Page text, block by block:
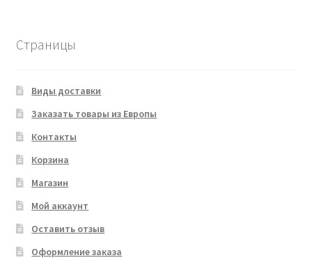
Страницы
Виды доставки
Заказать товары из Европы
Контакты
Корзина
Магазин
Мой аккаунт
Оставить отзыв
Оформление заказа